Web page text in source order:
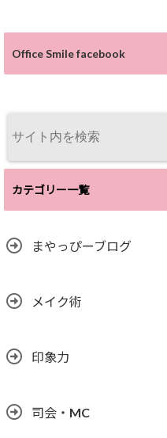
Office Smile facebook
カテゴリー一覧
まやっぴーブログ
メイク術
印象力
司会・MC